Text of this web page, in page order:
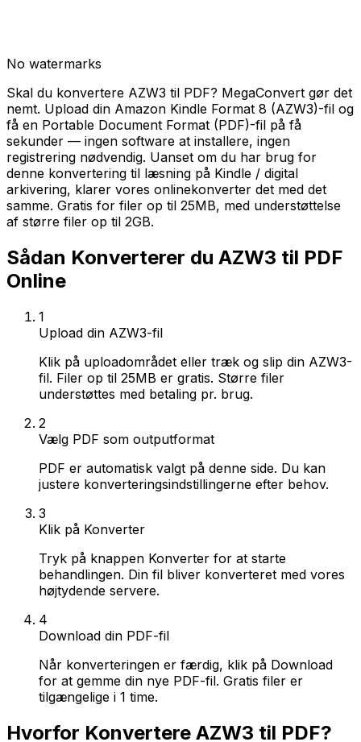
No watermarks
Skal du konvertere AZW3 til PDF? MegaConvert gør det
nemt. Upload din Amazon Kindle Format 8 (AZW3)-fil og
få en Portable Document Format (PDF)-fil på få
sekunder — ingen software at installere, ingen
registrering nødvendig. Uanset om du har brug for
denne konvertering til læsning på Kindle / digital
arkivering, klarer vores onlinekonverter det med det
samme. Gratis for filer op til 25MB, med understøttelse
af større filer op til 2GB.
Sådan Konverterer du AZW3 til PDF
Online
1
Upload din AZW3-fil
Klik på uploadområdet eller træk og slip din AZW3-
fil. Filer op til 25MB er gratis. Større filer
understøttes med betaling pr. brug.
2
Vælg PDF som outputformat
PDF er automatisk valgt på denne side. Du kan
justere konverteringsindstillingerne efter behov.
3
Klik på Konverter
Tryk på knappen Konverter for at starte
behandlingen. Din fil bliver konverteret med vores
højtydende servere.
4
Download din PDF-fil
Når konverteringen er færdig, klik på Download
for at gemme din nye PDF-fil. Gratis filer er
tilgængelige i 1 time.
Hvorfor Konvertere AZW3 til PDF?